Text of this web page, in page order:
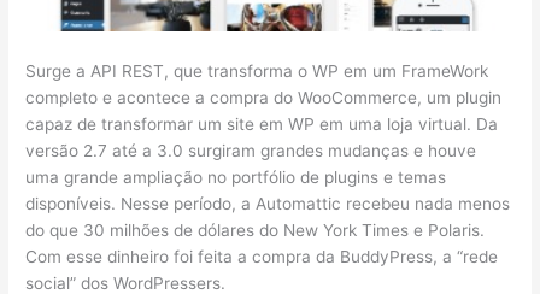
Surge a API REST, que transforma o WP em um FrameWork
completo e acontece a compra do WooCommerce, um plugin
capaz de transformar um site em WP em uma loja virtual. Da
versão 2.7 até a 3.0 surgiram grandes mudanças e houve
uma grande ampliação no portfólio de plugins e temas
disponíveis. Nesse período, a Automattic recebeu nada menos
do que 30 milhões de dólares do New York Times e Polaris.
Com esse dinheiro foi feita a compra da BuddyPress, a “rede
social” dos WordPressers.